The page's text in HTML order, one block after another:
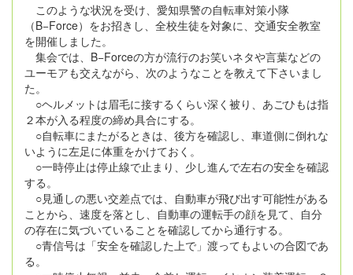
このような状況を受け、愛知県警の自転車対策小隊
（B−Force）をお招きし、全校生徒を対象に、交通安全教室
を開催しました。
集会では、B−Forceの方が流行のお笑いネタや言葉などの
ユーモアも交えながら、次のようなことを教えて下さいまし
た。
○ヘルメットは眉毛に接するくらい深く被り、あごひもは指
２本が入る程度の締め具合にする。
○自転車にまたがるときは、後方を確認し、車道側に倒れな
いように左足に体重をかけておく。
○一時停止は停止線で止まり、少し進んで左右の安全を確認
する。
○見通しの悪い交差点では、自動車が飛び出す可能性がある
ことから、速度を落とし、自動車の運転手の顔を見て、自分
の存在に気づいていることを確認してから通行する。
○青信号は「安全を確認した上で」渡ってもよいの合図であ
る。